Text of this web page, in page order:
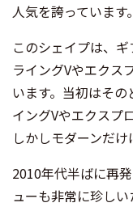
人気を誇っています。
このシェイプは、
ライングVやエクス
います。当初はそ
イングVやエクスプ
しかしモダーンだ
2010年代半ばに再
ューも非常に珍し